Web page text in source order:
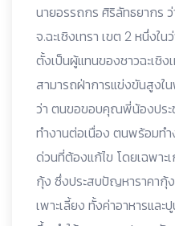
นายอรรถกร ศิริลัทธยากร
จ.ฉะเชิงเทรา เขต 2 หนึ่งใ
ตั้งเป็นผู้แทนของชาวฉะเชิง
สามารถฝ่าการแข่งขันสูงใ
ว่า ตนขอขอบคุณพี่น้องประ
ทำงานต่อเนื่อง ตนพร้อมท
ด่วนที่ต้องแก้ไข โดยเฉพาะ
กุ้ง ซึ่งประสบปัญหาราคากุ้
เพาะเลี้ยง ทั้งค่าอาหารและ